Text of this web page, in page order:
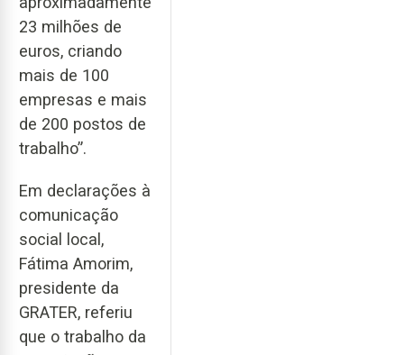
23 milhões de
euros, criando
mais de 100
empresas e mais
de 200 postos de
trabalho”.
Em declarações à
comunicação
social local,
Fátima Amorim,
presidente da
GRATER, referiu
que o trabalho da